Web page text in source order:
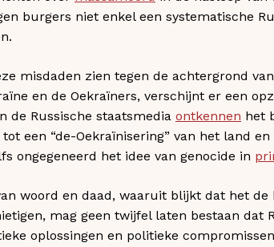
burgers niet enkel een systematische
misdaden zien tegen de achtergrond
en de Oekraïners, verschijnt er een
de Russische staatsmedia ontkennen het
een “de-Oekraïnisering” van het land
ongegeneerd het idee van genocide in
woord en daad, waaruit blijkt dat het de
mag geen twijfel laten bestaan dat
oplossingen en politieke